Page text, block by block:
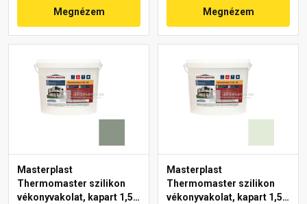
Megnézem Megnézem
Masterplast
Thermomaster szilikon
vékonyvakolat, kapart 1,5
Masterplast
Thermomaster szilikon
vékonyvakolat, kapart 1,5